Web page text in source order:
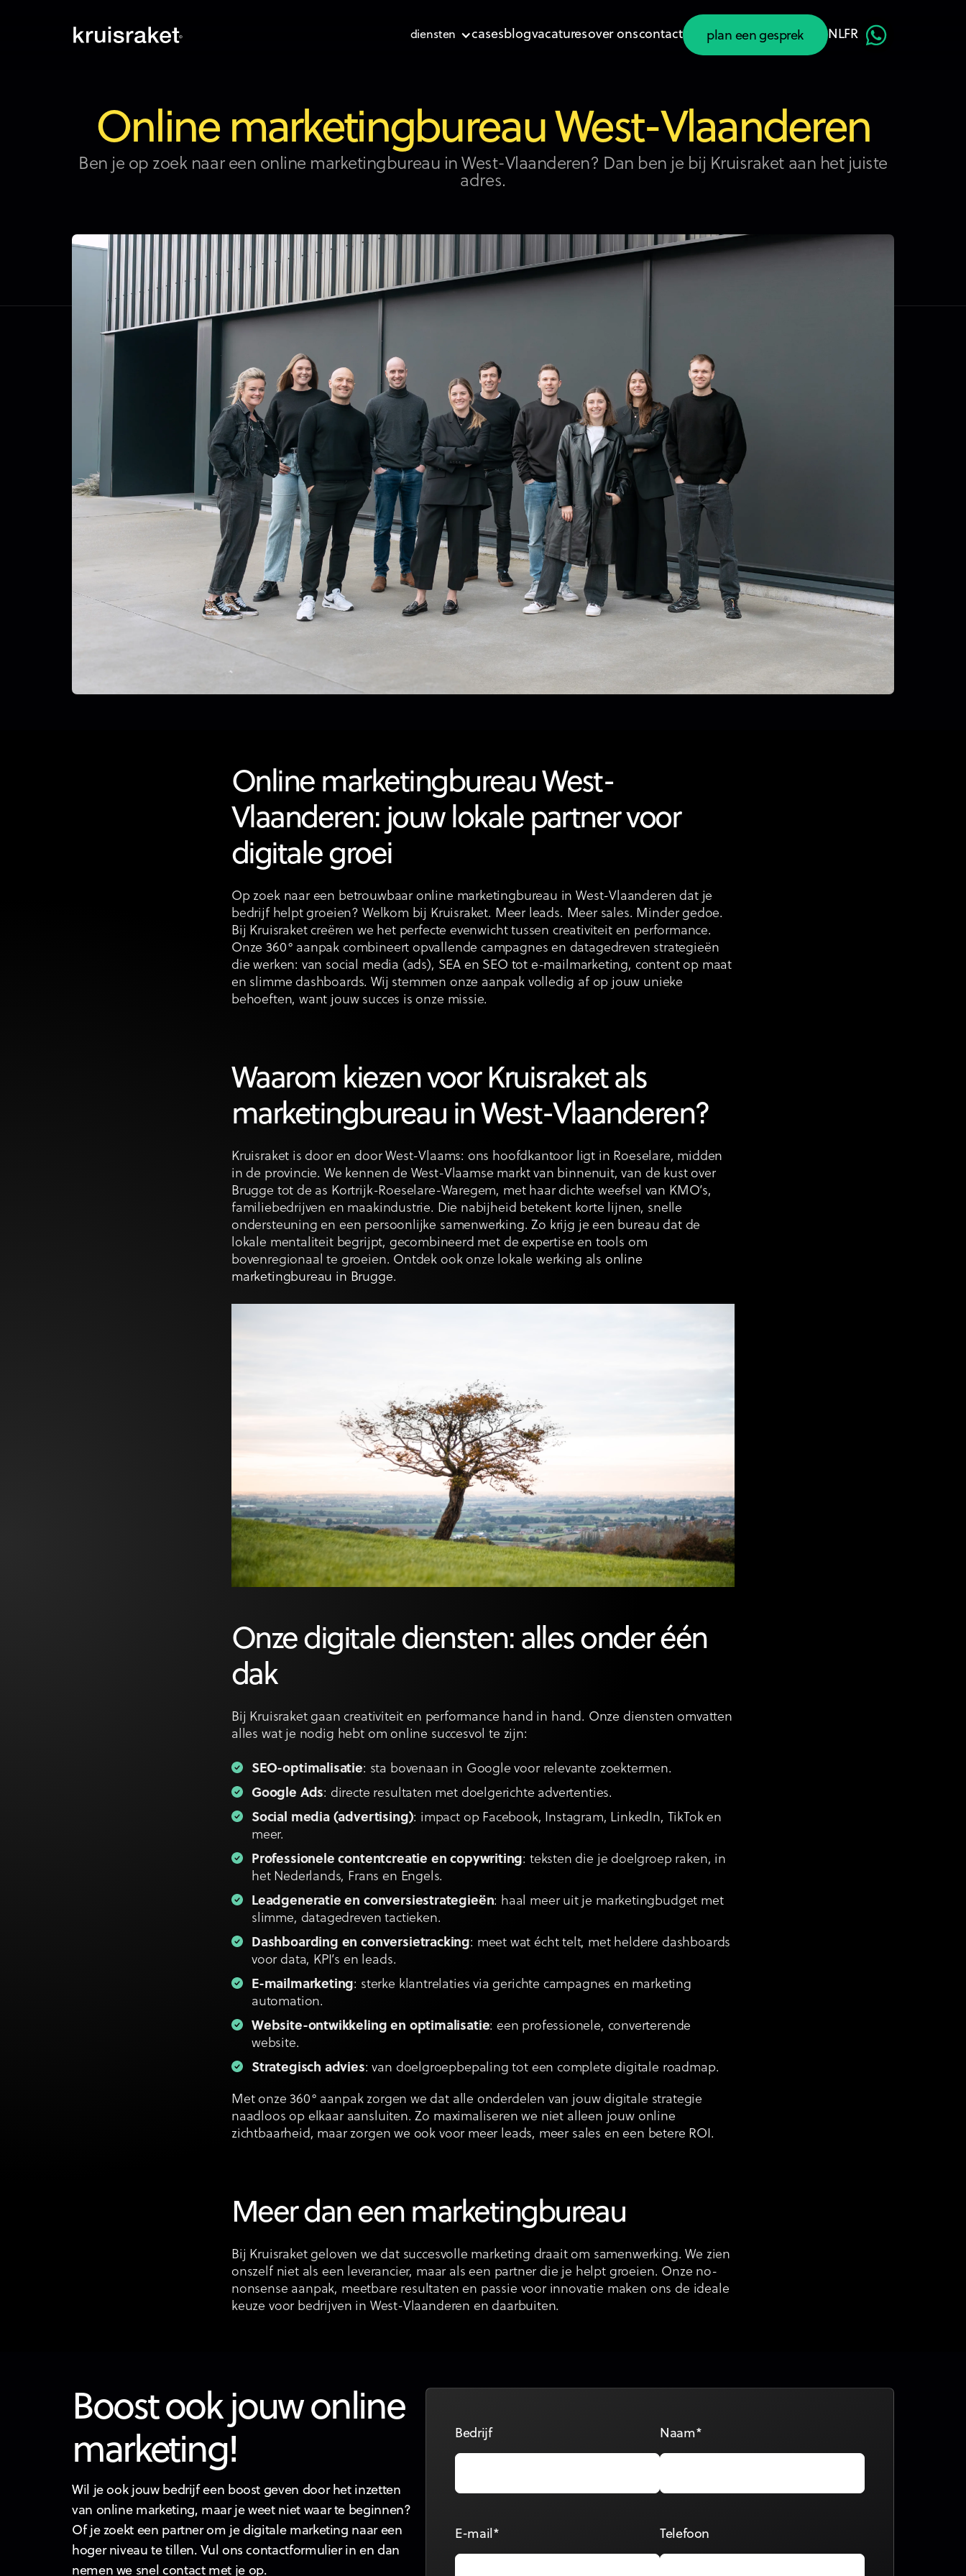
diensten casesblogvacaturesover onscontact
plan een gesprek
plan een gesprek
NLFR
Online marketingbureau West-Vlaanderen
Ben je op zoek naar een online marketingbureau in West-Vlaanderen? Dan ben je bij Kruisraket aan het juiste
adres.
Online marketingbureau West-
Vlaanderen: jouw lokale partner voor
digitale groei
Op zoek naar een betrouwbaar online marketingbureau in West-Vlaanderen dat je
bedrijf helpt groeien? Welkom bij Kruisraket. Meer leads. Meer sales. Minder gedoe.
Bij Kruisraket creëren we het perfecte evenwicht tussen creativiteit en performance.
Onze 360° aanpak combineert opvallende campagnes en datagedreven strategieën
die werken: van social media (ads), SEA en SEO tot e-mailmarketing, content op maat
en slimme dashboards. Wij stemmen onze aanpak volledig af op jouw unieke
behoeften, want jouw succes is onze missie.
Waarom kiezen voor Kruisraket als
marketingbureau in West-Vlaanderen?
Kruisraket is door en door West-Vlaams: ons hoofdkantoor ligt in Roeselare, midden
in de provincie. We kennen de West-Vlaamse markt van binnenuit, van de kust over
Brugge tot de as Kortrijk-Roeselare-Waregem, met haar dichte weefsel van KMO’s,
familiebedrijven en maakindustrie. Die nabijheid betekent korte lijnen, snelle
ondersteuning en een persoonlijke samenwerking. Zo krijg je een bureau dat de
lokale mentaliteit begrijpt, gecombineerd met de expertise en tools om
bovenregionaal te groeien. Ontdek ook onze lokale werking als online
marketingbureau in Brugge.
Onze digitale diensten: alles onder één
dak
Bij Kruisraket gaan creativiteit en performance hand in hand. Onze diensten omvatten
alles wat je nodig hebt om online succesvol te zijn:
SEO-optimalisatie: sta bovenaan in Google voor relevante zoektermen.
Google Ads: directe resultaten met doelgerichte advertenties.
Social media (advertising): impact op Facebook, Instagram, LinkedIn, TikTok en
meer.
Professionele contentcreatie en copywriting: teksten die je doelgroep raken, in
het Nederlands, Frans en Engels.
Leadgeneratie en conversiestrategieën: haal meer uit je marketingbudget met
slimme, datagedreven tactieken.
Dashboarding en conversietracking: meet wat écht telt, met heldere dashboards
voor data, KPI’s en leads.
E-mailmarketing: sterke klantrelaties via gerichte campagnes en marketing
automation.
Website-ontwikkeling en optimalisatie: een professionele, converterende
website.
Strategisch advies: van doelgroepbepaling tot een complete digitale roadmap.
Met onze 360° aanpak zorgen we dat alle onderdelen van jouw digitale strategie
naadloos op elkaar aansluiten. Zo maximaliseren we niet alleen jouw online
zichtbaarheid, maar zorgen we ook voor meer leads, meer sales en een betere ROI.
Meer dan een marketingbureau
Bij Kruisraket geloven we dat succesvolle marketing draait om samenwerking. We zien
onszelf niet als een leverancier, maar als een partner die je helpt groeien. Onze no-
nonsense aanpak, meetbare resultaten en passie voor innovatie maken ons de ideale
keuze voor bedrijven in West-Vlaanderen en daarbuiten.
Boost ook jouw online
marketing!
Wil je ook jouw bedrijf een boost geven door het inzetten
van online marketing, maar je weet niet waar te beginnen?
Of je zoekt een partner om je digitale marketing naar een
hoger niveau te tillen. Vul ons contactformulier in en dan
nemen we snel contact met je op.
Bedrijf Naam*
E-mail* Telefoon